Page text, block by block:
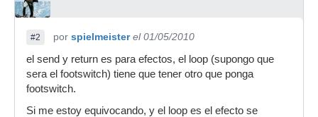
#2 por spielmeister el 01/05/2010
el send y return es para efectos, el loop (supongo que
sera el footswitch) tiene que tener otro que ponga
footswitch.
Si me estoy equivocando, y el loop es el efecto se